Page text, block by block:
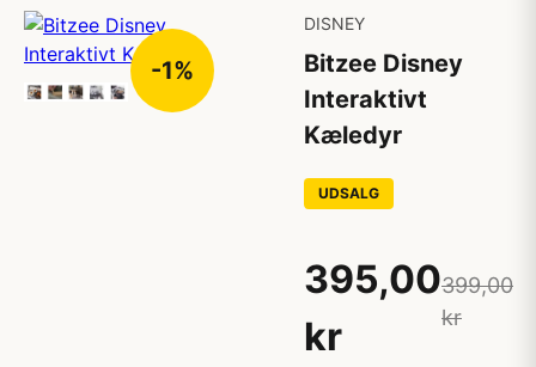
-1%
DISNEY
Bitzee Disney
Interaktivt
Kæledyr
UDSALG
395,00
kr
399,00
kr